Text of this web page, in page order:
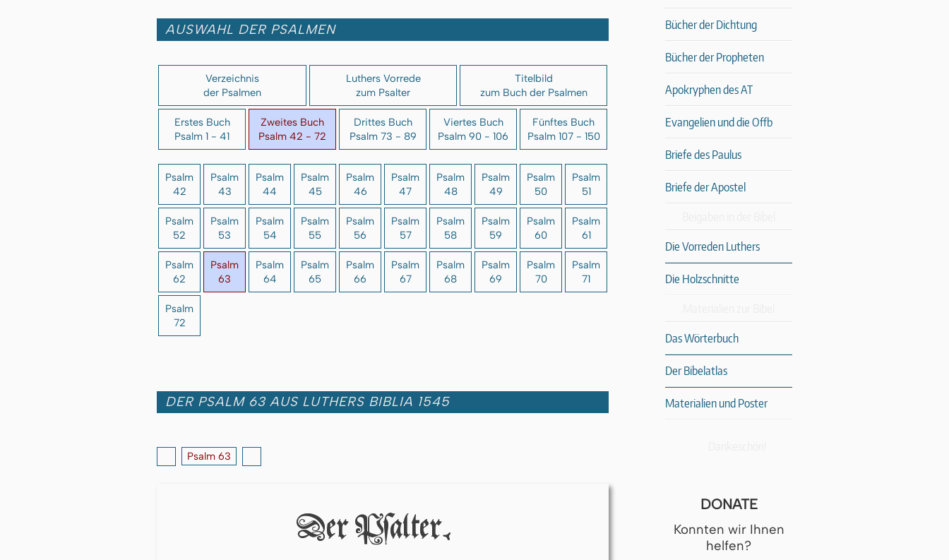
AUSWAHL DER PSALMEN
Verzeichnis
der Psalmen
Luthers Vorrede
zum Psalter
Titelbild
zum Buch der Psalmen
Erstes Buch
Psalm 1 - 41
Zweites Buch
Psalm 42 - 72
Drittes Buch
Psalm 73 - 89
Viertes Buch
Psalm 90 - 106
Fünftes Buch
Psalm 107 - 150
Psalm
42
Psalm
43
Psalm
44
Psalm
45
Psalm
46
Psalm
47
Psalm
48
Psalm
49
Psalm
50
Psalm
51
Psalm
52
Psalm
53
Psalm
54
Psalm
55
Psalm
56
Psalm
57
Psalm
58
Psalm
59
Psalm
60
Psalm
61
Psalm
62
Psalm
63
Psalm
64
Psalm
65
Psalm
66
Psalm
67
Psalm
68
Psalm
69
Psalm
70
Psalm
71
Psalm
72
DER PSALM 63 AUS LUTHERS BIBLIA 1545
Psalm 63
Der Pſalter.
Bücher der Dichtung
Bücher der Propheten
Apokryphen des AT
Evangelien und die Offb
Briefe des Paulus
Briefe der Apostel
Die Vorreden Luthers
Die Holzschnitte
Das Wörterbuch
Der Bibelatlas
Materialien und Poster
DONATE
Konnten wir Ihnen
helfen?